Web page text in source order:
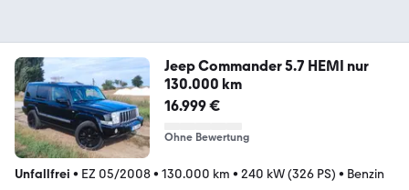
Jeep Commander 5.7 HEMI nur
130.000 km
16.999 €
Ohne Bewertung
Unfallfrei • EZ 05/2008• 130.000 km • 240 kW (326 PS) • Benzin